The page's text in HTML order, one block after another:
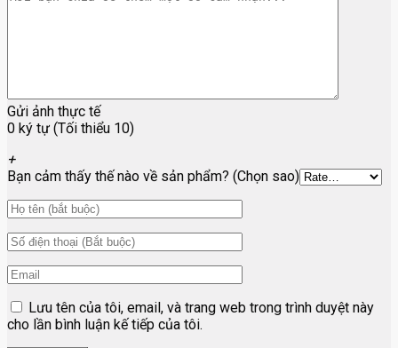
Gửi ảnh thực tế
0 ký tự (Tối thiểu 10)
+
Bạn cảm thấy thế nào về sản phẩm? (Chọn sao)
Lưu tên của tôi, email, và trang web trong trình duyệt này
cho lần bình luận kế tiếp của tôi.